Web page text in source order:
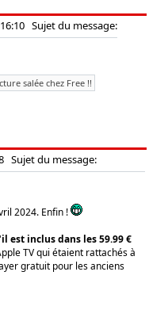
Sujet du message:
salée chez Free !!
Sujet du message:
2024. Enfin !
il est inclus dans les 59.99 €
TV qui étaient rattachés à
gratuit pour les anciens